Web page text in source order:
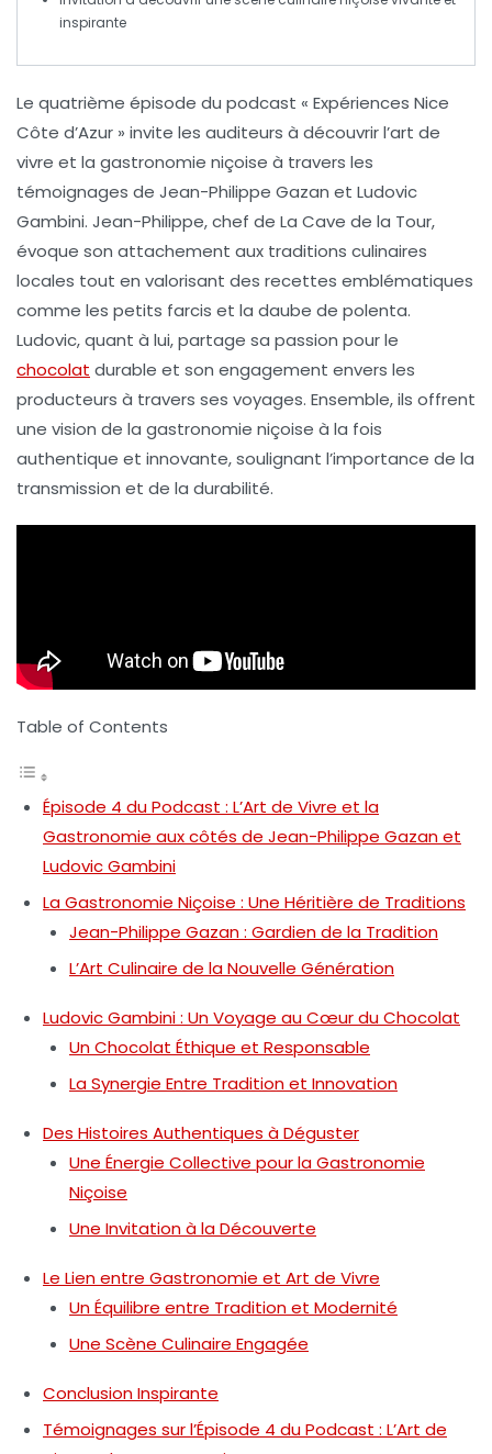
inspirante
Le quatrième épisode du podcast « Expériences Nice
Côte d’Azur » invite les auditeurs à découvrir l’art de
vivre et la gastronomie niçoise à travers les
témoignages de Jean-Philippe Gazan et Ludovic
Gambini. Jean-Philippe, chef de La Cave de la Tour,
évoque son attachement aux traditions culinaires
locales tout en valorisant des recettes emblématiques
comme les petits farcis et la daube de polenta.
Ludovic, quant à lui, partage sa passion pour le
chocolat durable et son engagement envers les
producteurs à travers ses voyages. Ensemble, ils offrent
une vision de la gastronomie niçoise à la fois
authentique et innovante, soulignant l’importance de la
transmission et de la durabilité.
Table of Contents
Épisode 4 du Podcast : L’Art de Vivre et la
Gastronomie aux côtés de Jean-Philippe Gazan et
Ludovic Gambini
La Gastronomie Niçoise : Une Héritière de Traditions
Jean-Philippe Gazan : Gardien de la Tradition
L’Art Culinaire de la Nouvelle Génération
Ludovic Gambini : Un Voyage au Cœur du Chocolat
Un Chocolat Éthique et Responsable
La Synergie Entre Tradition et Innovation
Des Histoires Authentiques à Déguster
Une Énergie Collective pour la Gastronomie
Niçoise
Une Invitation à la Découverte
Le Lien entre Gastronomie et Art de Vivre
Un Équilibre entre Tradition et Modernité
Une Scène Culinaire Engagée
Conclusion Inspirante
Témoignages sur l’Épisode 4 du Podcast : L’Art de